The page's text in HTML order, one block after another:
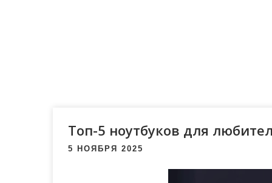
Топ-5 ноутбуков для
5 НОЯБРЯ 2025